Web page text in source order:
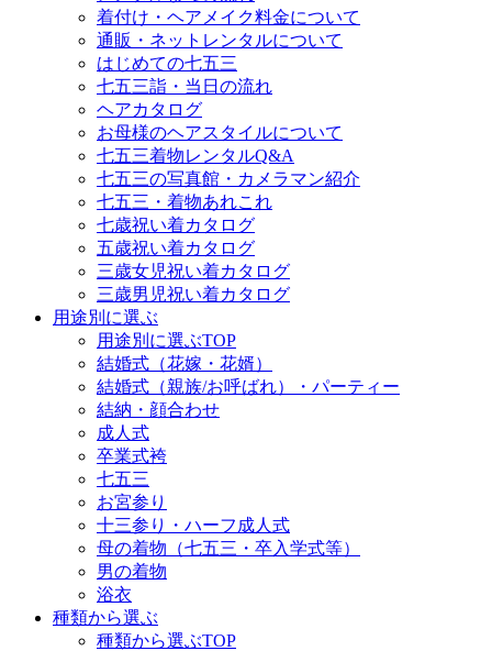
着付け・ヘアメイク料金について
通販・ネットレンタルについて
はじめての七五三
七五三詣・当日の流れ
ヘアカタログ
お母様のヘアスタイルについて
七五三着物レンタルQ&A
七五三の写真館・カメラマン紹介
七五三・着物あれこれ
七歳祝い着カタログ
五歳祝い着カタログ
三歳女児祝い着カタログ
三歳男児祝い着カタログ
用途別に選ぶ
用途別に選ぶTOP
結婚式（花嫁・花婿）
結婚式（親族/お呼ばれ）・パーティー
結納・顔合わせ
成人式
卒業式袴
七五三
お宮参り
十三参り・ハーフ成人式
母の着物（七五三・卒入学式等）
男の着物
浴衣
種類から選ぶ
種類から選ぶTOP